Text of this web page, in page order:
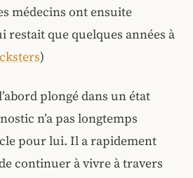
médecins ont ensuite
restait que quelques années à
)
plongé dans un état
n’a pas longtemps
pour lui. Il a rapidement
continuer à vivre à travers